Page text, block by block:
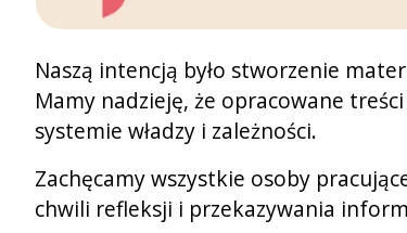
Naszą intencją było stworzenie
Mamy nadzieję, że opracowane
systemie władzy i zależności.
Zachęcamy wszystkie osoby
chwili refleksji i przekazywania